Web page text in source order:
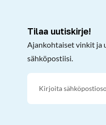
Tilaa uutiskirje!
Ajankohtaiset vinkit ja
sähköpostiisi.